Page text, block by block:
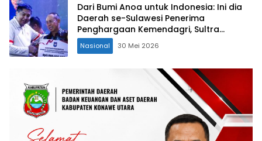
Dari Bumi Anoa untuk Indonesia: Ini dia
Daerah se-Sulawesi Penerima
Penghargaan Kemendagri, Sultra
Kategori Ke-II
Nasional 30 Mei 2026